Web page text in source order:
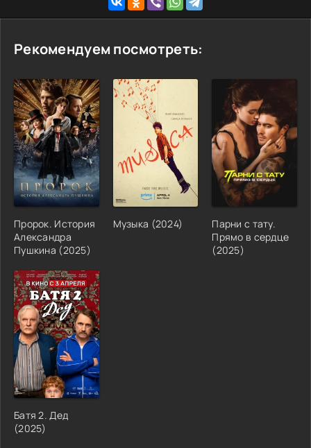
Рекомендуем посмотреть:
Пророк. История
Александра
Пушкина (2025)
Музыка (2024)
Парни с тату.
Прямо в сердце
(2025)
Батя 2. Дед
(2025)